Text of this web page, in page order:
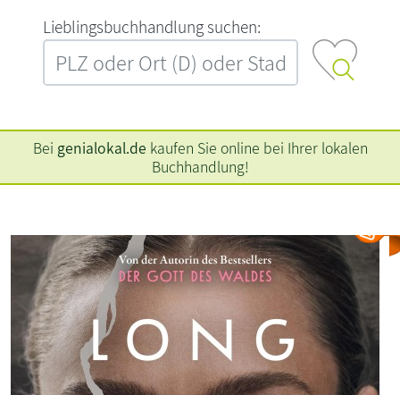
L‍i‍e‍b‍l‍i‍n‍g‍s‍b‍u‍c‍h‍h‍a‍n‍d‍l‍u‍n‍g‍ ‍s‍u‍c‍h‍e‍n‍:‍
Bei genialokal.de kaufen Sie online bei Ihrer lokalen
Buchhandlung!